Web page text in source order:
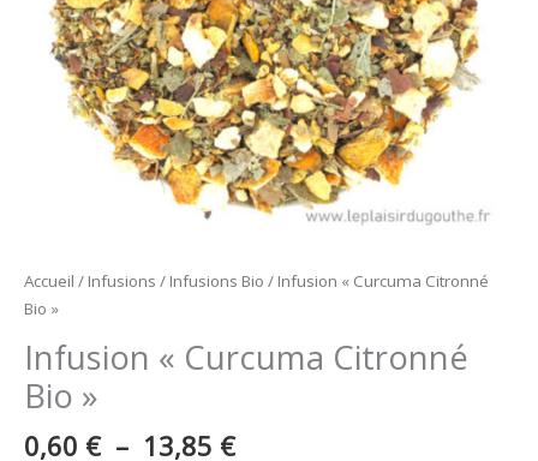
Accueil / Infusions / Infusions Bio / Infusion « Curcuma Citronné
Bio »
Infusion « Curcuma Citronné
Bio »
0,60 € – 13,85 €